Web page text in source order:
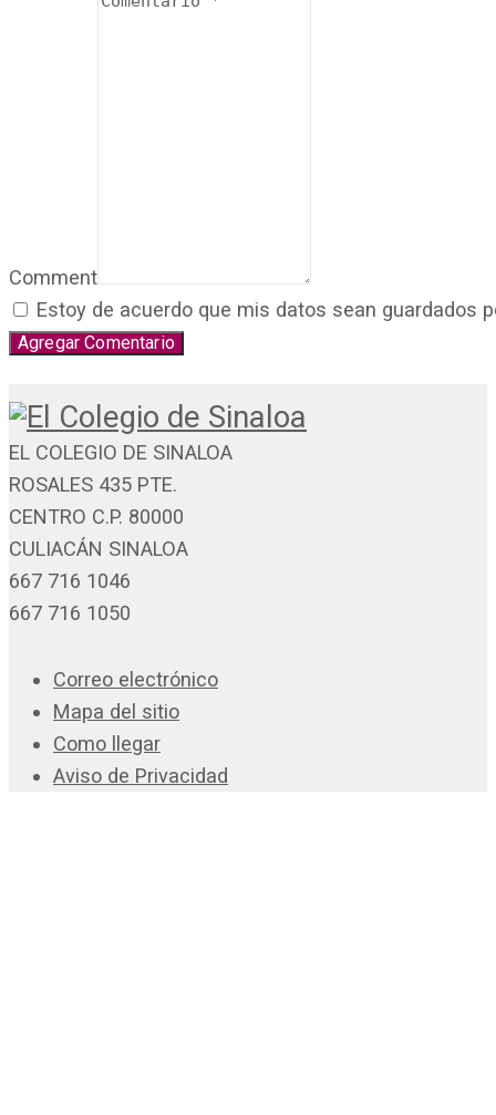
Comment
Estoy de acuerdo que mis datos sean guardados
EL COLEGIO DE SINALOA
ROSALES 435 PTE.
CENTRO C.P. 80000
CULIACÁN SINALOA
667 716 1046
667 716 1050
Correo electrónico
Mapa del sitio
Como llegar
Aviso de Privacidad